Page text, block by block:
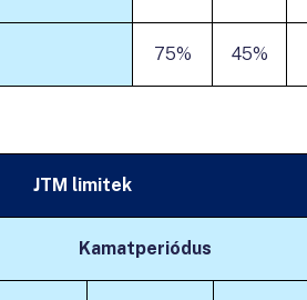
75% 45%
JTM limitek
Kamatperiódus